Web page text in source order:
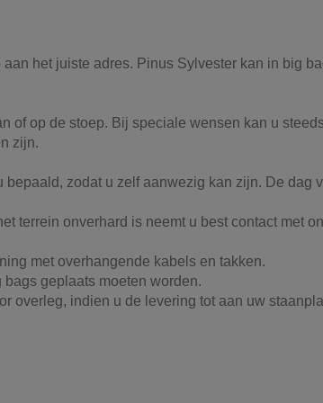
het juiste adres. Pinus Sylvester kan in big
of op de stoep. Bij speciale wensen kan u
zijn.
zodat u zelf aanwezig kan zijn. De dag
terrein onverhard is neemt u best contact met
met overhangende kabels en takken.
geplaats moeten worden.
overleg, indien u de levering tot aan uw